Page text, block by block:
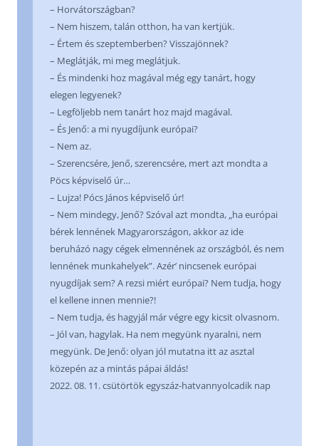
– Horvátországban?
– Nem hiszem, talán otthon, ha van kertjük.
– Értem és szeptemberben? Visszajönnek?
– Meglátják, mi meg meglátjuk.
– És mindenki hoz magával még egy tanárt, hogy
elegen legyenek?
– Legföljebb nem tanárt hoz majd magával.
– És Jenő: a mi nyugdíjunk európai?
– Nem az.
– Szerencsére, Jenő, szerencsére, mert azt mondta a
Pöcs képviselő úr…
– Lujza! Pócs János képviselő úr!
– Nem mindegy, Jenő? Szóval azt mondta, „ha európai
bérek lennének Magyarországon, akkor az ide
beruházó nagy cégek elmennének az országból, és nem
lennének munkahelyek”. Azér’ nincsenek európai
nyugdíjak sem? A rezsi miért európai? Nem tudja, hogy
el kellene innen mennie?!
– Nem tudja, és hagyjál már végre egy kicsit olvasnom.
– Jól van, hagylak. Ha nem megyünk nyaralni, nem
megyünk. De Jenő: olyan jól mutatna itt az asztal
közepén az a mintás pápai áldás!
2022. 08. 11. csütörtök egyszáz-hatvannyolcadik nap